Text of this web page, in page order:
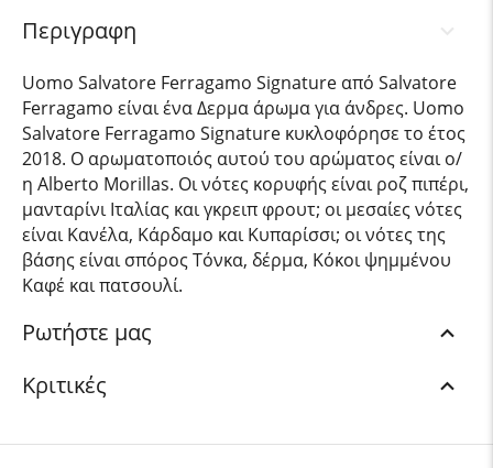
Περιγραφη
Uomo Salvatore Ferragamo Signature από Salvatore
Ferragamo είναι ένα Δερμα άρωμα για άνδρες. Uomo
Salvatore Ferragamo Signature κυκλοφόρησε το έτος
2018. Ο αρωματοποιός αυτού του αρώματος είναι ο/
η Alberto Morillas. Οι νότες κορυφής είναι ροζ πιπέρι,
μανταρίνι Ιταλίας και γκρειπ φρουτ; οι μεσαίες νότες
είναι Κανέλα, Κάρδαμο και Κυπαρίσσι; οι νότες της
βάσης είναι σπόρος Τόνκα, δέρμα, Κόκοι ψημμένου
Καφέ και πατσουλί.
Ρωτήστε μας
Κριτικές